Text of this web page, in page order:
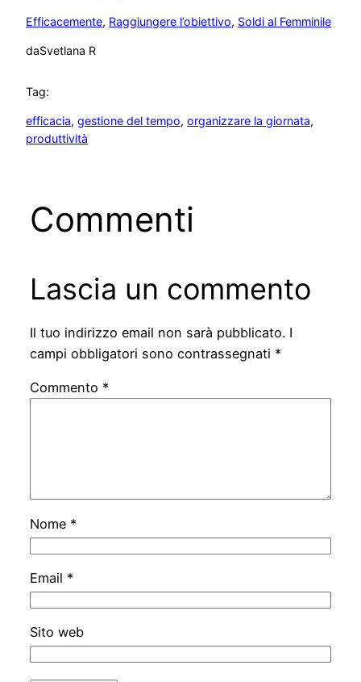
Efficacemente, Raggiungere l’obiettivo, Soldi al Femminile
daSvetlana R
Tag:
efficacia, gestione del tempo, organizzare la giornata
produttività
Commenti
Lascia un commento
Il tuo indirizzo email non sarà pubblicato. I
campi obbligatori sono contrassegnati *
Commento *
Nome *
Email *
Sito web